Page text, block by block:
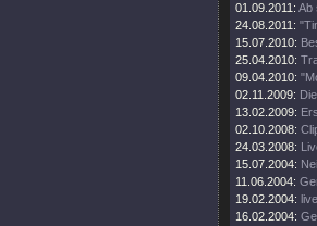
01.09.2011: Ab
24.08.2011:
15.07.2010:
25.04.2010:
09.04.2010:
02.11.2009:
13.02.2009:
02.10.2008:
24.03.2008:
15.07.2004:
11.06.2004:
19.02.2004:
16.02.2004: